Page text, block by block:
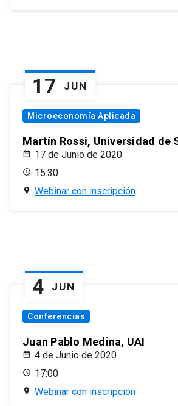
17 JUN
Microeconomía Aplicada
Martín Rossi, Universidad de
17 de Junio de 2020
15:30
Webinar con inscripción
4 JUN
Conferencias
Juan Pablo Medina, UAI
4 de Junio de 2020
17:00
Webinar con inscripción